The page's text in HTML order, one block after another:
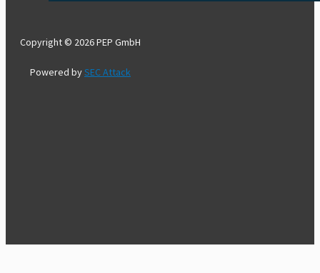
Copyright © 2026 PEP GmbH
Powered bySEC Attack